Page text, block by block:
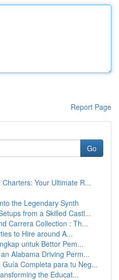
Report Page
Go
Your Ultimate R...
the Legendary Synth
from a Skilled Castl...
Carrera Collection : Th...
to Hire around A...
untuk Bettor Pem...
Alabama Driving Perm...
Completa para tu Neg...
the Educat...